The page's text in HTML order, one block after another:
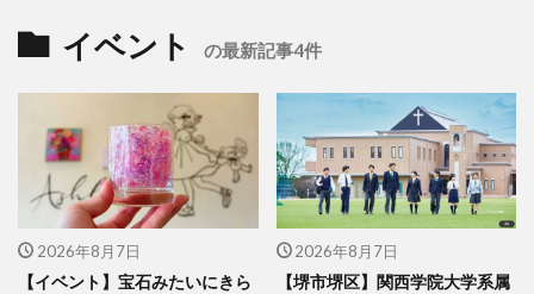
イベント の最新記事4件
2026年8月7日
【イベント】宝石みたいにきら
2026年8月7日
【堺市堺区】関西学院大学系属